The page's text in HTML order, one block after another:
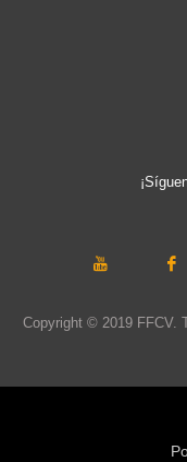
Copyright © 2019 FFCV.